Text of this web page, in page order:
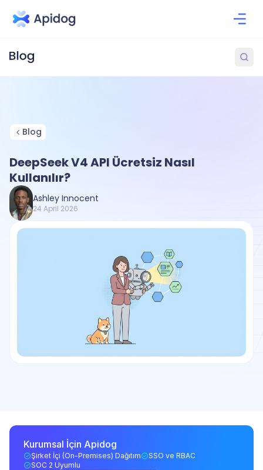
Blog
DeepSeek V4 API Ücretsiz Nasıl
Kullanılır?
Ashley Innocent
24 April 2026
Kurumsal İçin Apidog
Şirket İçi (On-Premises) Dağıtım
SSO ve RBAC
SOC 2 Uyumlu